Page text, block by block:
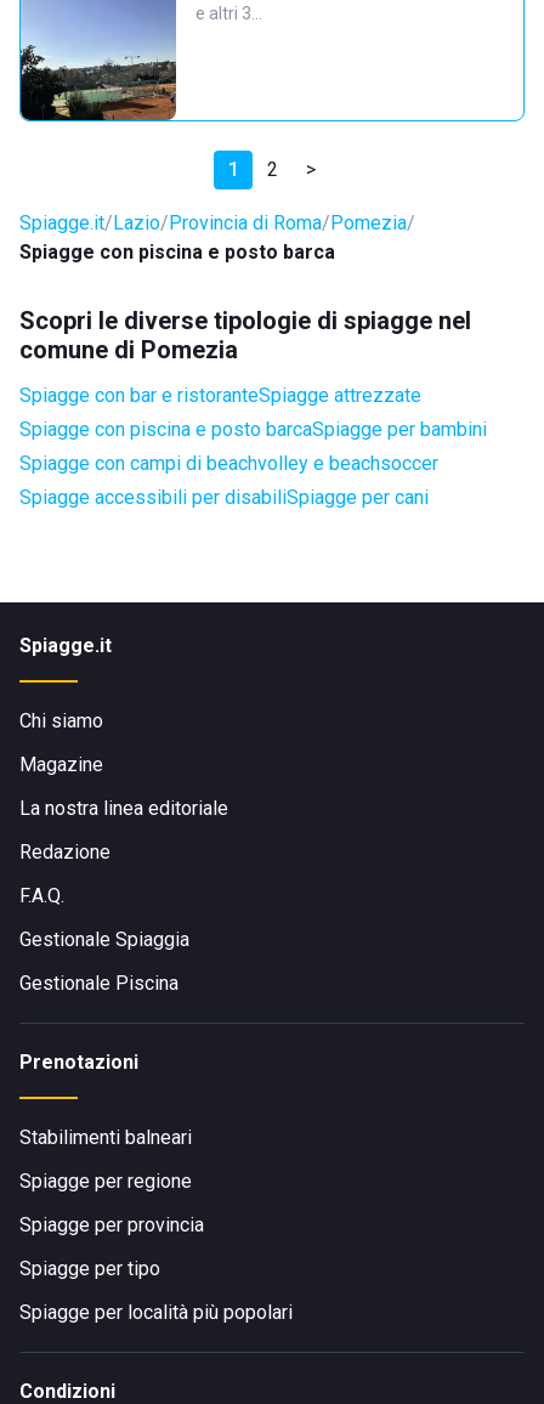
e altri 3…
1 2 >
Spiagge.it Lazio Provincia di Roma Pomezia
Spiagge con piscina e posto barca
Scopri le diverse tipologie di spiagge nel
comune di Pomezia
Spiagge con bar e ristoranteSpiagge attrezzate
Spiagge con piscina e posto barcaSpiagge per bambini
Spiagge con campi di beachvolley e beachsoccer
Spiagge accessibili per disabiliSpiagge per cani
Spiagge.it
Chi siamo
Magazine
La nostra linea editoriale
Redazione
F.A.Q.
Gestionale Spiaggia
Gestionale Piscina
Prenotazioni
Stabilimenti balneari
Spiagge per regione
Spiagge per provincia
Spiagge per tipo
Spiagge per località più popolari
Condizioni